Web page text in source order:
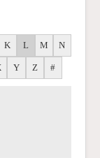
K L M N
Y Z #